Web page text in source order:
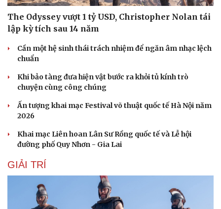
The Odyssey vượt 1 tỷ USD, Christopher Nolan tái
lập kỳ tích sau 14 năm
Cần một hệ sinh thái trách nhiệm để ngăn âm nhạc lệch
chuẩn
Khi bảo tàng đưa hiện vật bước ra khỏi tủ kính trò
chuyện cùng công chúng
Ấn tượng khai mạc Festival võ thuật quốc tế Hà Nội năm
2026
Khai mạc Liên hoan Lân Sư Rồng quốc tế và Lễ hội
đường phố Quy Nhơn - Gia Lai
GIẢI TRÍ